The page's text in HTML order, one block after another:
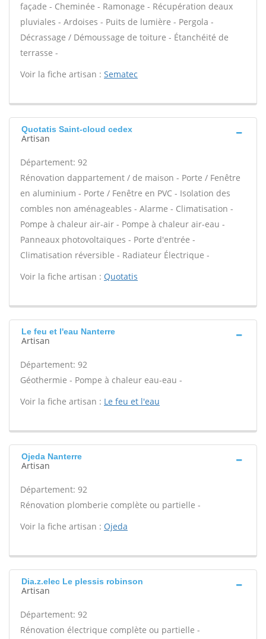
façade - Cheminée - Ramonage - Récupération deaux
pluviales - Ardoises - Puits de lumière - Pergola -
Décrassage / Démoussage de toiture - Étanchéité de
terrasse -
Voir la fiche artisan : Sematec
Quotatis Saint-cloud cedex
Artisan
Département: 92
Rénovation dappartement / de maison - Porte / Fenêtre
en aluminium - Porte / Fenêtre en PVC - Isolation des
combles non aménageables - Alarme - Climatisation -
Pompe à chaleur air-air - Pompe à chaleur air-eau -
Panneaux photovoltaïques - Porte d'entrée -
Climatisation réversible - Radiateur Électrique -
Voir la fiche artisan : Quotatis
Le feu et l'eau Nanterre
Artisan
Département: 92
Géothermie - Pompe à chaleur eau-eau -
Voir la fiche artisan : Le feu et l'eau
Ojeda Nanterre
Artisan
Département: 92
Rénovation plomberie complète ou partielle -
Voir la fiche artisan : Ojeda
Dia.z.elec Le plessis robinson
Artisan
Département: 92
Rénovation électrique complète ou partielle -